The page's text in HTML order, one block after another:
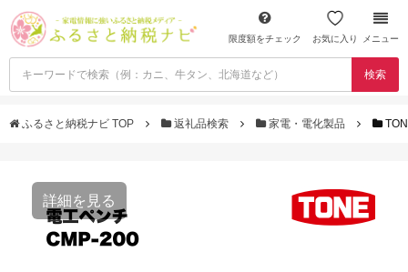
限度額をチェック お気に入り メニュー
検索
ふるさと納税ナビ TOP 返礼品検索 家電・電化製品
詳細を見る